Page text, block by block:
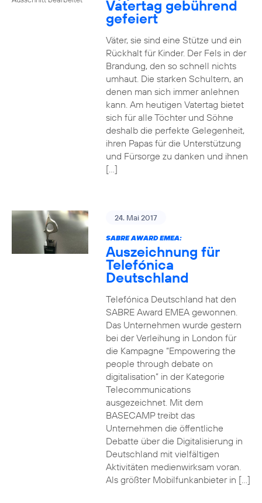
Vatertag gebührend
gefeiert
Väter, sie sind eine Stütze und ein
Rückhalt für Kinder. Der Fels in der
Brandung, den so schnell nichts
umhaut. Die starken Schultern, an
denen man sich immer anlehnen
kann. Am heutigen Vatertag bietet
sich für alle Töchter und Söhne
deshalb die perfekte Gelegenheit,
ihren Papas für die Unterstützung
und Fürsorge zu danken und ihnen
[…]
24. Mai 2017
SABRE AWARD EMEA:
Auszeichnung für
Telefónica
Deutschland
Telefónica Deutschland hat den
SABRE Award EMEA gewonnen.
Das Unternehmen wurde gestern
bei der Verleihung in London für
die Kampagne “Empowering the
people through debate on
digitalisation” in der Kategorie
Telecommunications
ausgezeichnet. Mit dem
BASECAMP treibt das
Unternehmen die öffentliche
Debatte über die Digitalisierung in
Deutschland mit vielfältigen
Aktivitäten medienwirksam voran.
Als größter Mobilfunkanbieter in […]